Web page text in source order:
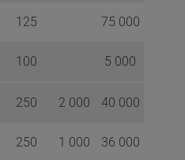
125
75 000
100 5 000
250 2 000
40 000
250 1 000
36 000